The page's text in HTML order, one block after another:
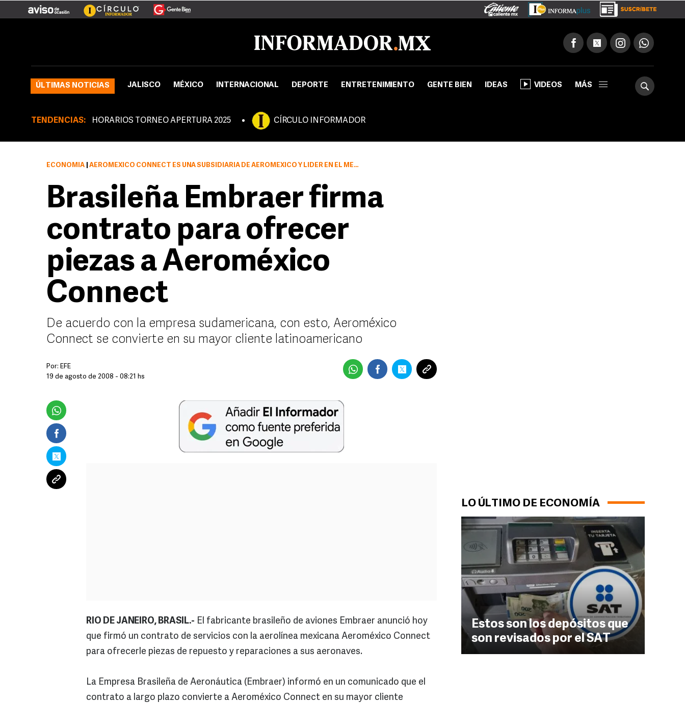
ÚLTIMAS NOTICIAS JALISCO MÉXICO INTERNACIONAL DEPORTE ENTRETENIMIENTO GENTE BIEN IDEAS VIDEOS MÁS
TENDENCIAS: HORARIOS TORNEO APERTURA 2025 CÍRCULO INFORMADOR
LO ÚLTIMO DE ECONOMÍA
Estos son los depósitos que
son revisados por el SAT
ECONOMÍA AEROMÉXICO CONNECT ES UNA SUBSIDIARIA DE AEROMÉXICO Y LÍDER EN EL MERCADO MEXICANO DE VUELOS REGIONALES
Brasileña Embraer firma
contrato para ofrecer
piezas a Aeroméxico
Connect
De acuerdo con la empresa sudamericana, con esto, Aeroméxico
Connect se convierte en su mayor cliente latinoamericano
Por: EFE
19 de agosto de 2008 - 08:21 hs
RIO DE JANEIRO, BRASIL.- El fabricante brasileño de aviones Embraer anunció hoy
que firmó un contrato de servicios con la aerolínea mexicana Aeroméxico Connect
para ofrecerle piezas de repuesto y reparaciones a sus aeronaves.
La Empresa Brasileña de Aeronáutica (Embraer) informó en un comunicado que el
contrato a largo plazo convierte a Aeroméxico Connect en su mayor cliente